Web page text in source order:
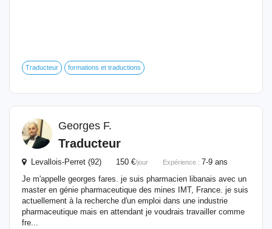
Traducteur formations et traductions
Georges F.
Traducteur
Levallois-Perret (92) 150 €/jour Expérience : 7-9 ans
Je m'appelle georges fares. je suis pharmacien libanais avec un
master en génie pharmaceutique des mines IMT, France. je suis
actuellement à la recherche d'un emploi dans une industrie
pharmaceutique mais en attendant je voudrais travailler comme
fre...